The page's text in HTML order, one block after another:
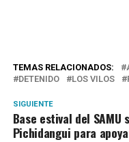
TEMAS RELACIONADOS:
DETENIDO
LOS VILOS
SIGUIENTE
Base estival del SAMU
Pichidangui para